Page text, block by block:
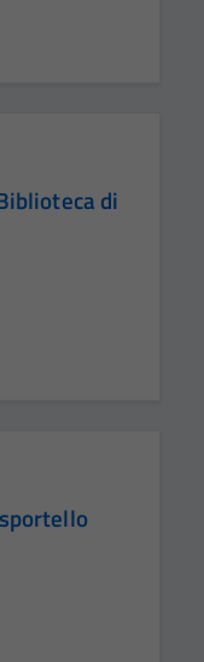
di